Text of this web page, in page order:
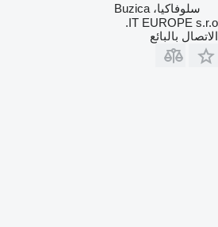
سلوفاكيا، Buzica
IT EUROPE s.r.o.
الاتصال بالبائع